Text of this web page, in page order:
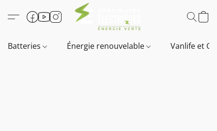
Batteries Énergie renouvelable Vanlife et